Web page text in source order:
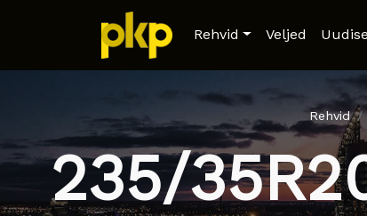
Rehvid Veljed
Rehvid
235/